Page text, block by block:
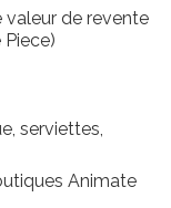
valeur de revente
serviettes,
Animate